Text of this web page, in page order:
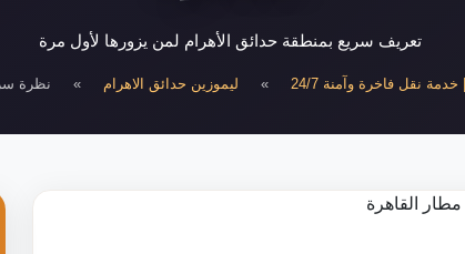
تعريف سريع بمنطقة حدائق الأهرام لمن يزورها لأول مرة
نقل فاخرة وآمنة 24/7 » ليموزين حدائق الاهرام » نظرة